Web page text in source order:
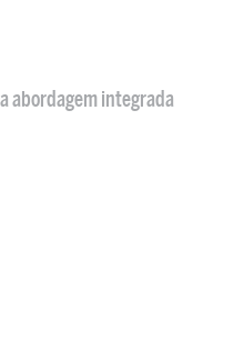
abordagem integrada